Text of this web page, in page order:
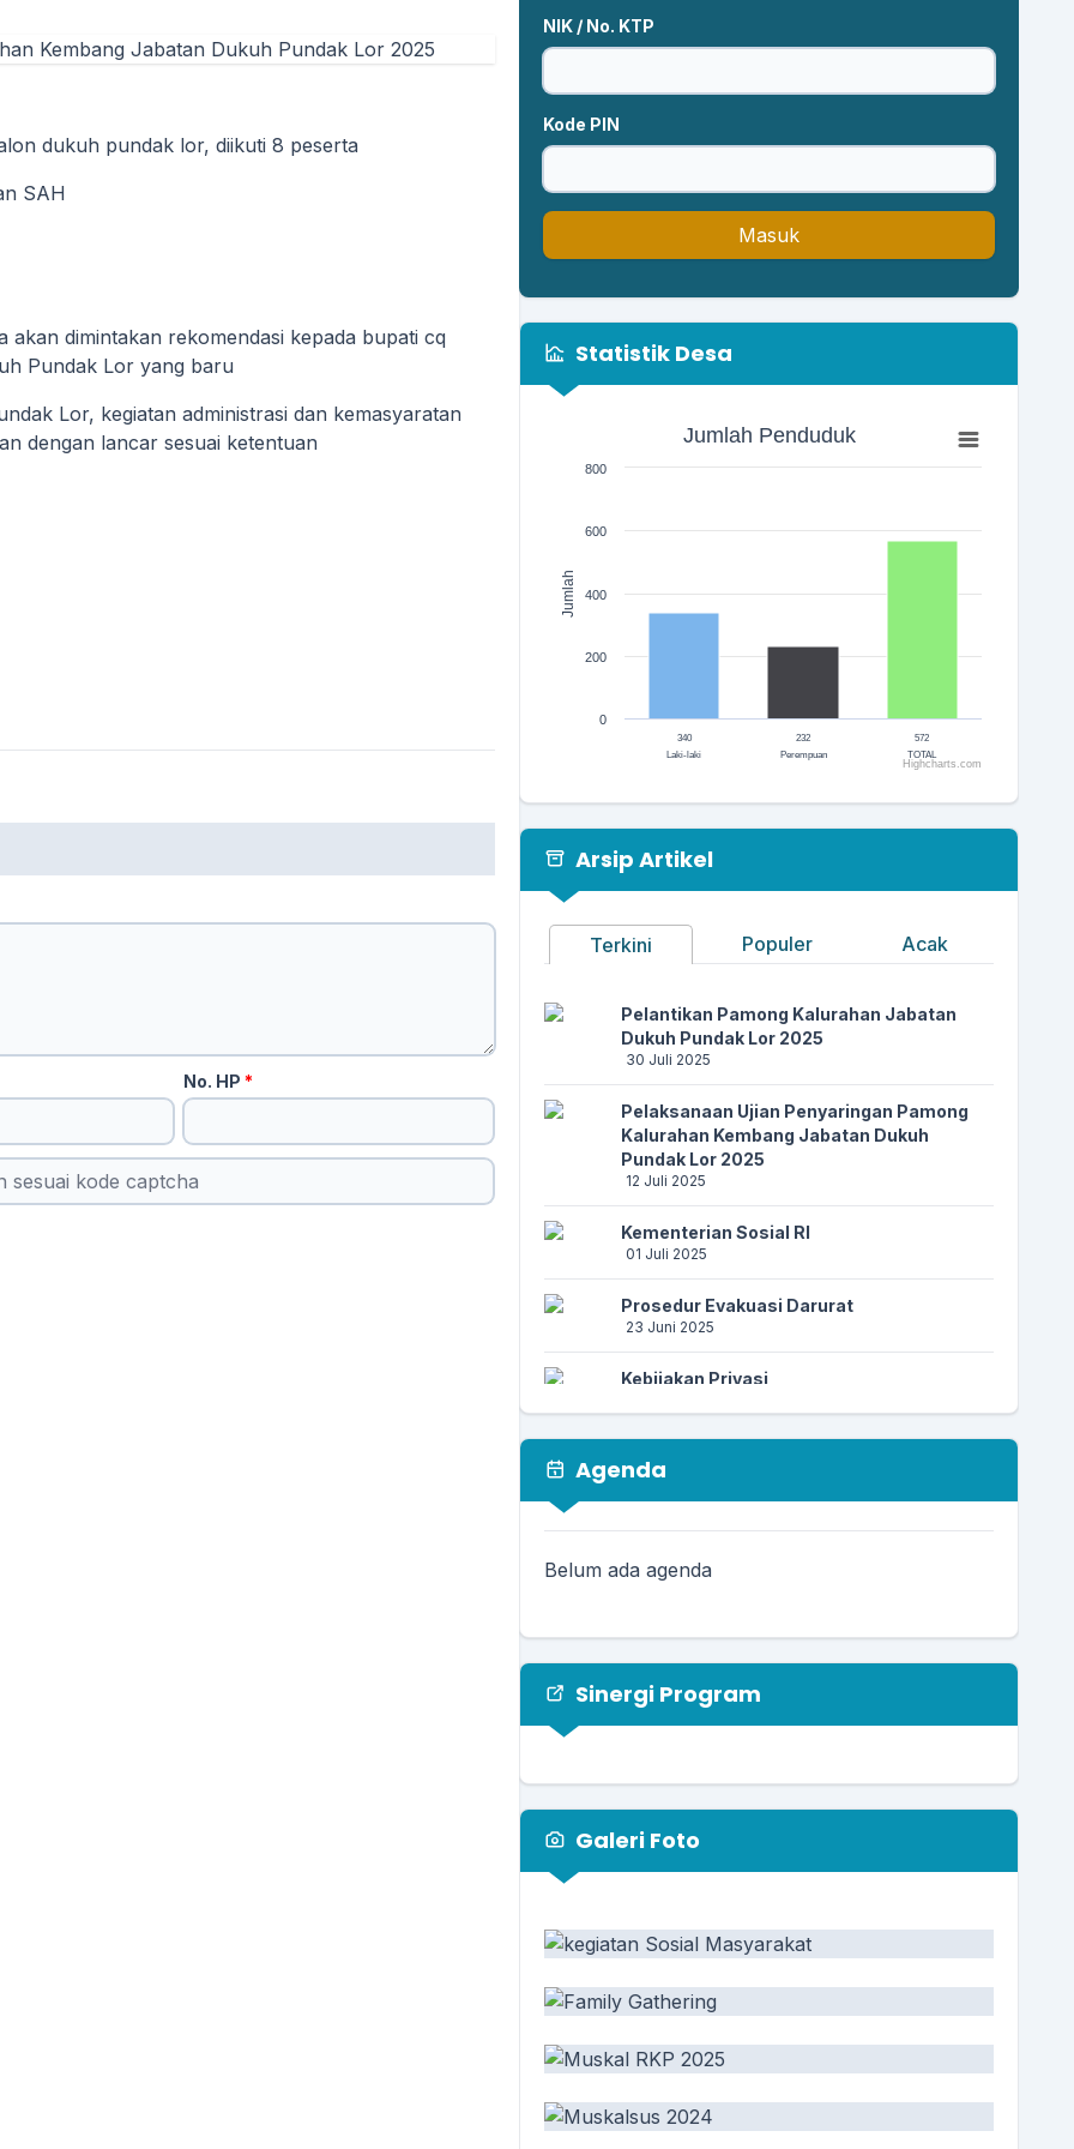
dukuh pundak lor, diikuti 8 peserta
SAH
dimintakan rekomendasi kepada bupati cq
Pundak Lor yang baru
Lor, kegiatan administrasi dan kemasyaratan
dengan lancar sesuai ketentuan
No. HP*
NIK / No. KTP
Kode PIN
Masuk
Statistik Desa
Jumlah Penduduk
Jumlah
Jumlah Penduduk
340
Laki-laki
232
Perempuan
572
TOTAL
0
200
400
600
800
Highcharts.com
Arsip Artikel
Terkini Populer Acak
Pelantikan Pamong Kalurahan Jabatan
Dukuh Pundak Lor 2025
30 Juli 2025
Pelaksanaan Ujian Penyaringan Pamong
Kalurahan Kembang Jabatan Dukuh
Pundak Lor 2025
12 Juli 2025
Kementerian Sosial RI
01 Juli 2025
Prosedur Evakuasi Darurat
23 Juni 2025
Kebijakan Privasi
23 Juni 2025
17 Juni 2025
Agenda
Belum ada agenda
Sinergi Program
Galeri Foto